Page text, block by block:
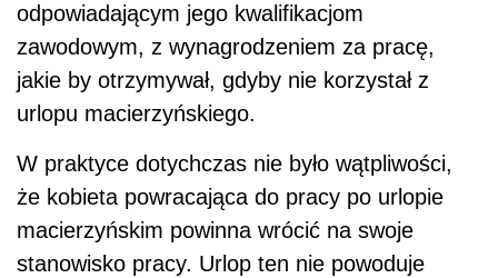
odpowiadającym jego kwalifikacjom
zawodowym, z wynagrodzeniem za pracę,
jakie by otrzymywał, gdyby nie korzystał z
urlopu macierzyńskiego.
W praktyce dotychczas nie było wątpliwości,
że kobieta powracająca do pracy po urlopie
macierzyńskim powinna wrócić na swoje
stanowisko pracy. Urlop ten nie powoduje